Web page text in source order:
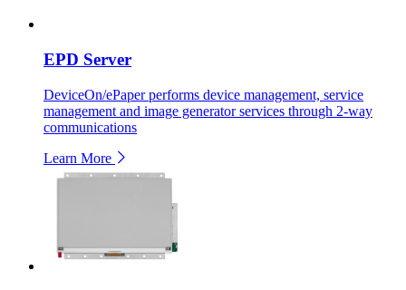
EPD Server
DeviceOn/ePaper performs device management, service
management and image generator services through 2-way
communications
Learn More